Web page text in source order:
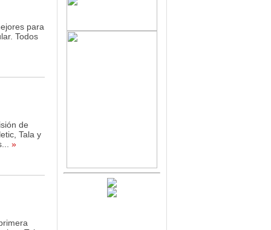
para
Todos
de
Tala y
»